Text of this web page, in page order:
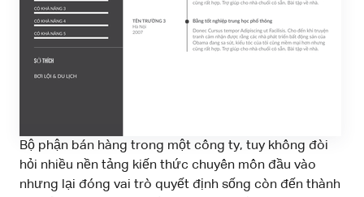
Bộ phận bán hàng trong một công ty, tuy không đòi
hỏi nhiều nền tảng kiến thức chuyên môn đầu vào
nhưng lại đóng vai trò quyết định sống còn đến thành